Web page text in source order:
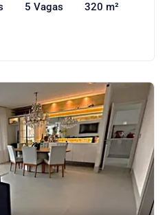
5 Vagas 320 m²